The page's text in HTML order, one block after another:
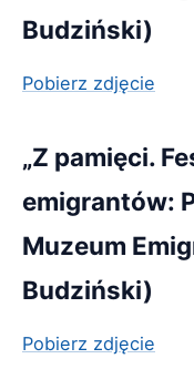
Budziński)
Pobierz zdjęcie
„Z pamięci.
emigrantów:
Muzeum
Budziński)
Pobierz zdjęcie